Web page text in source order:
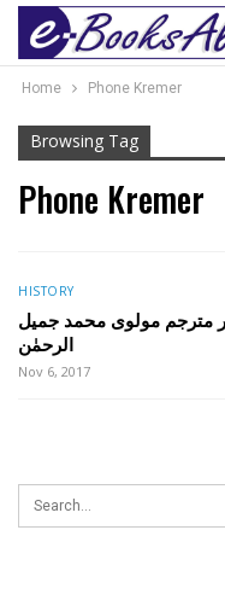
Home Phone Kremer
Browsing Tag
Phone Kremer
HISTORY
مترجم مولوی محمد جمیل
الرحمٰن
Nov 6, 2017